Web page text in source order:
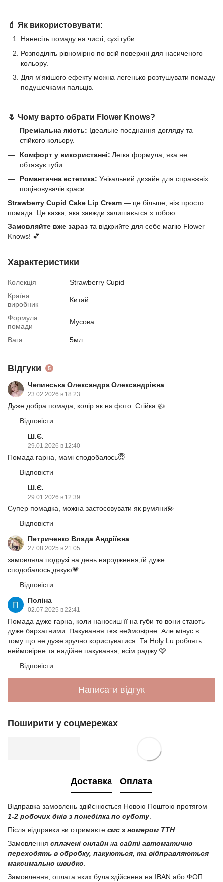
💄 Як використовувати:
Нанесіть помаду на чисті, сухі губи.
Розподіліть рівномірно по всій поверхні для насиченого
кольору.
Для м'якішого ефекту можна легенько розтушувати помаду
подушечками пальців.
🌷 Чому варто обрати Flower Knows?
Преміальна якість: Ідеальне поєднання догляду та
стійкого кольору.
Комфорт у використанні: Легка формула, яка не
обтяжує губи.
Романтична естетика: Унікальний дизайн для справжніх
поціновувачів краси.
Strawberry Cupid Cake Lip Cream — це більше, ніж просто
помада. Це казка, яка завжди залишаєьтся з тобою.
Замовляйте вже зараз та відкрийте для себе магію Flower
Knows! 💕
Характеристики
Колекція
Strawberry Cupid
Країна
виробник
Китай
Формула
помади
Мусова
Вага 5мл
Відгуки 5
Чепинська Олександра Олександрівна
23.02.2026 в 18:23
Дуже добра помада, колір як на фото. Стійка 👍
Відповісти
Ш.Є.
29.01.2026 в 12:40
Помада гарна, мамі сподобалось😇
Відповісти
Ш.Є.
29.01.2026 в 12:39
Супер помадка, можна застосовувати як румяни💫
Відповісти
Петриченко Влада Андріївна
27.08.2025 в 21:05
замовляла подрузі на день народження,їй дуже
сподобалось,дякую💗
Відповісти
Поліна
02.07.2025 в 22:41
Помада дуже гарна, коли наносиш її на губи то вони стають
дуже бархатними. Пакування теж неймовірне. Але мінус в
тому що не дуже зручно користуватися. Та Holy Lu роблять
неймовірне та надійне пакування, всім раджу 🩷
Відповісти
Написати відгук
Поширити у соцмережах
Доставка Оплата
Відправка замовлень здійснюється Новою Поштою протягом
1-2 робочих днів з понеділка по суботу.
Після відправки ви отримаєте смс з номером ТТН.
Замовлення сплачені онлайн на сайті автоматично
переходять в обробку, пакуються, та відправляються
максимально швидко.
Замовлення, оплата яких була здійснена на IBAN або ФОП